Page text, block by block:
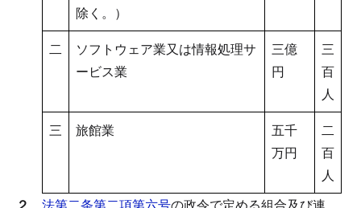
除く。）
二
ソフトウェア業又は情報処理サ
ービス業
三億
円
三
百
人
三
旅館業
五千
万円
二
百
人